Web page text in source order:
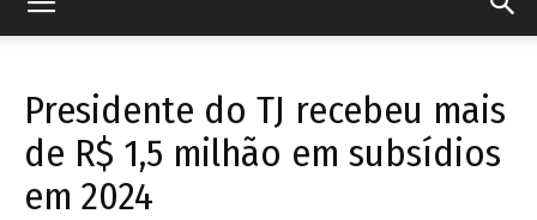
de
Presidente do TJ recebeu mais
de R$ 1,5 milhão em subsídios
em 2024